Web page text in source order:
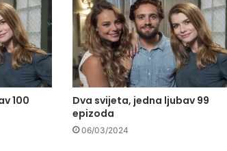
100
Dva svijeta, jedna ljubav 99
epizoda
06/03/2024